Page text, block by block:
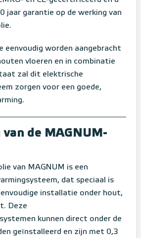
jaar garantie op de werking van
eenvoudig worden aangebracht
vloeren en in combinatie
zal dit elektrische
zorgen voor een goede,
van de MAGNUM-
van MAGNUM is een
dat speciaal is
installatie onder hout,
Deze
kunnen direct onder de
geïnstalleerd en zijn met 0,3